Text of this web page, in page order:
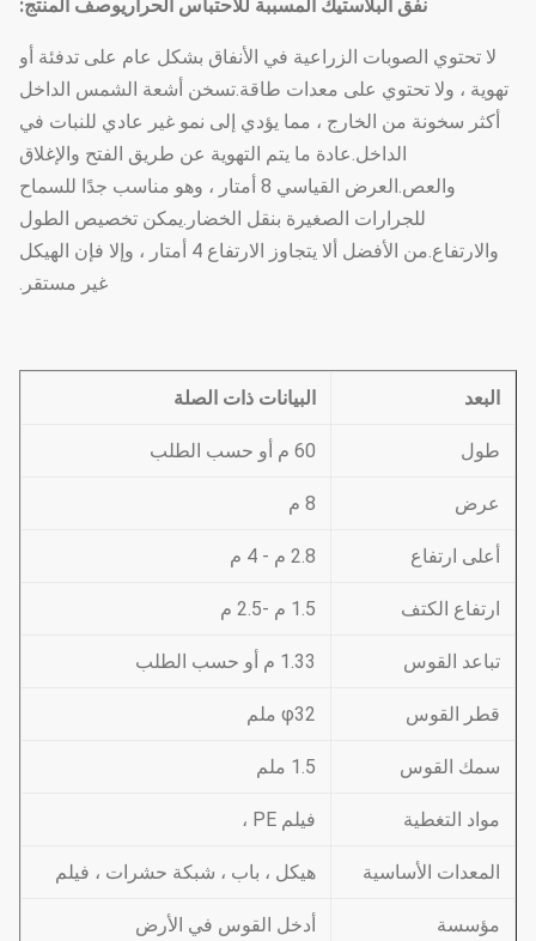
نفق البلاستيك المسببة للاحتباس الحراريوصف المنتج:
لا تحتوي الصوبات الزراعية في الأنفاق بشكل عام على تدفئة أو
تهوية ، ولا تحتوي على معدات طاقة.تسخن أشعة الشمس الداخل
أكثر سخونة من الخارج ، مما يؤدي إلى نمو غير عادي للنبات في
الداخل.عادة ما يتم التهوية عن طريق الفتح والإغلاق
والعص.العرض القياسي 8 أمتار ، وهو مناسب جدًا للسماح
للجرارات الصغيرة بنقل الخضار.يمكن تخصيص الطول
والارتفاع.من الأفضل ألا يتجاوز الارتفاع 4 أمتار ، وإلا فإن الهيكل
غير مستقر.
البعد البيانات ذات الصلة
طول 60 م أو حسب الطلب
عرض 8 م
أعلى ارتفاع 2.8 م - 4 م
ارتفاع الكتف 1.5 م -2.5 م
تباعد القوس 1.33 م أو حسب الطلب
قطر القوس φ32 ملم
سمك القوس 1.5 ملم
مواد التغطية فيلم PE ،
المعدات الأساسية هيكل ، باب ، شبكة حشرات ، فيلم
مؤسسة أدخل القوس في الأرض